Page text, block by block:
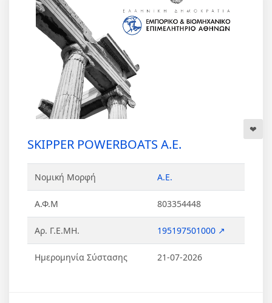
SKIPPER POWERBOATS Α.Ε.
Νομική Μορφή Α.Ε.
Α.Φ.Μ 803354448
Αρ. Γ.Ε.ΜΗ. 195197501000 ↗
Ημερομηνία Σύστασης 21-07-2026